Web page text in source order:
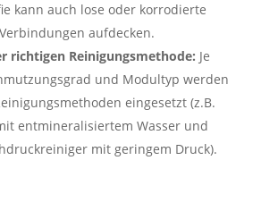
kann auch lose oder korrodierte
aufdecken.
richtigen Reinigungsmethode: Je
und Modultyp werden
eingesetzt (z.B.
entmineralisiertem Wasser und
mit geringem Druck).